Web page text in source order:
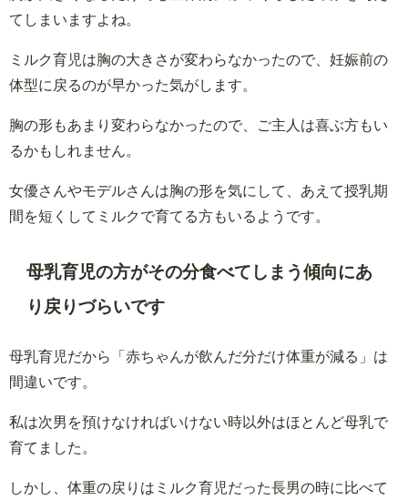
てしまいますよね。
ミルク育児は胸の大きさが変わらなかったので、妊娠前の
体型に戻るのが早かった気がします。
胸の形もあまり変わらなかったので、ご主人は喜ぶ方もい
るかもしれません。
女優さんやモデルさんは胸の形を気にして、あえて授乳期
間を短くしてミルクで育てる方もいるようです。
母乳育児の方がその分食べてしまう傾向にあ
り戻りづらいです
母乳育児だから「赤ちゃんが飲んだ分だけ体重が減る」は
間違いです。
私は次男を預けなければいけない時以外はほとんど母乳で
育てました。
しかし、体重の戻りはミルク育児だった長男の時に比べて